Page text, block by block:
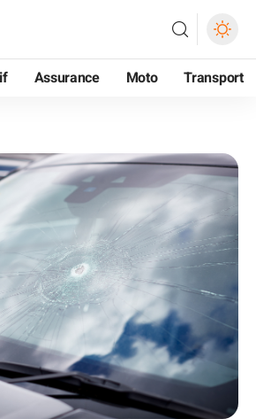
Assurance Moto Transport